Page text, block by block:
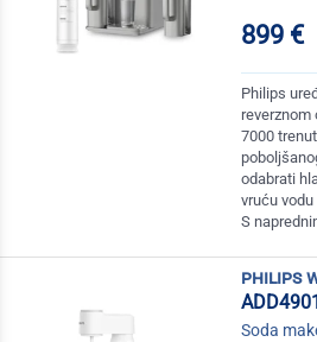
899 €
Philips
reverznom
7000
odabrati
vruću
S
philips
Soda